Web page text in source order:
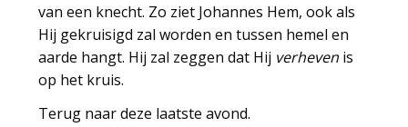
van een knecht. Zo ziet Johannes Hem, ook als
Hij gekruisigd zal worden en tussen hemel en
aarde hangt. Hij zal zeggen dat Hij verheven is
op het kruis.
Terug naar deze laatste avond.